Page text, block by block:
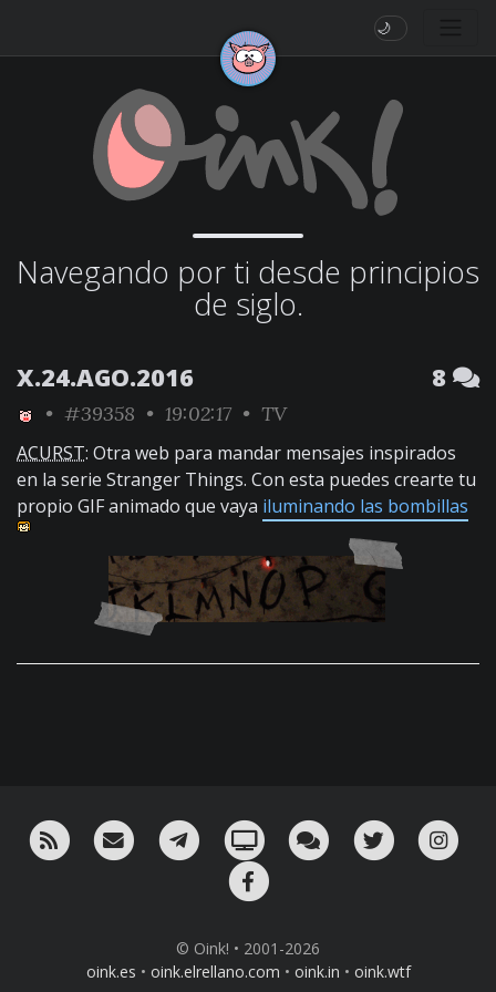
🌙
Navegando por ti desde principios
de siglo.
X.24.AGO.2016 8
• #39358 • 19:02:17 • TV
ACURST: Otra web para mandar mensajes inspirados
en la serie Stranger Things. Con esta puedes crearte tu
propio GIF animado que vaya iluminando las bombillas
RSS ¡Mándame un email!¡Nuestro canal en Telegram!
Oink! TV Charla con nosotros
Twitter
© Oink! • 2001-2026
oink.es • oink.elrellano.com • oink.in • oink.wtf